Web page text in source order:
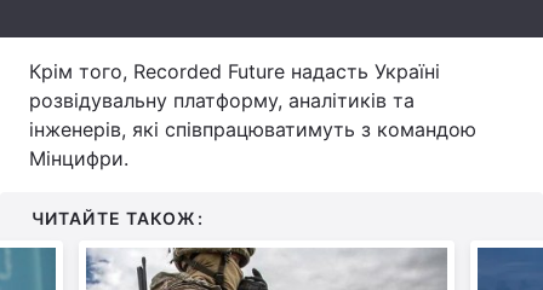
Крім того, Recorded Future надасть Україні
розвідувальну платформу, аналітиків та
інженерів, які співпрацюватимуть з командою
Мінцифри.
ЧИТАЙТЕ ТАКОЖ: